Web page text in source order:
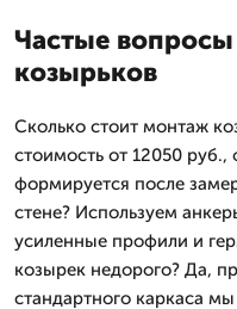
Частые вопросы
козырьков
Сколько стоит монтаж
стоимость от 12050 руб.,
формируется после
стене? Используем
усиленные профили и
козырек недорого? Да,
стандартного каркаса